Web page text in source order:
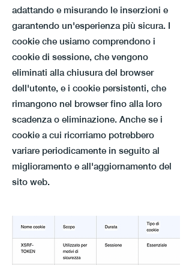
adattando e misurando le inserzioni e
garantendo un'esperienza più sicura. I
cookie che usiamo comprendono i
cookie di sessione, che vengono
eliminati alla chiusura del browser
dell'utente, e i cookie persistenti, che
rimangono nel browser fino alla loro
scadenza o eliminazione. Anche se i
cookie a cui ricorriamo potrebbero
variare periodicamente in seguito al
miglioramento e all'aggiornamento del
sito web.